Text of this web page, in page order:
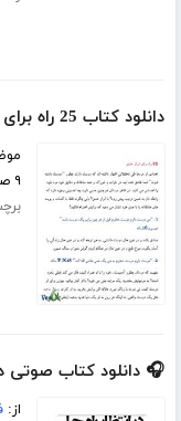
دانلود کتاب 25 راه برای ابراز عشق
۹ صفحه
🎧 دانلود کتاب صوتی
از: